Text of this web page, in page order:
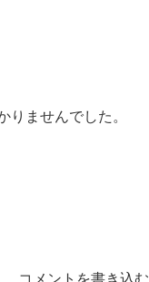
りませんでした。
コメントを書き込む